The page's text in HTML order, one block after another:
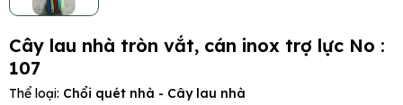
Cây lau nhà tròn vắt, cán inox trợ lực No :
107
Thể loại: Chổi quét nhà - Cây lau nhà